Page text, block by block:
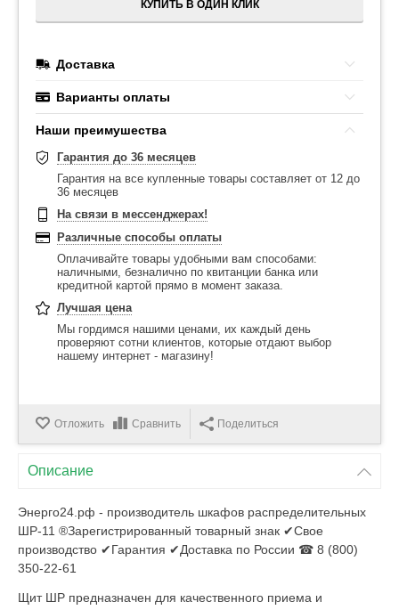
КУПИТЬ В ОДИН КЛИК
Доставка
Варианты оплаты
Наши преимушества
Гарантия до 36 месяцев
Гарантия на все купленные товары составляет от 12 до
36 месяцев
На связи в мессенджерах!
Различные способы оплаты
Оплачивайте товары удобными вам способами:
наличными, безналично по квитанции банка или
кредитной картой прямо в момент заказа.
Лучшая цена
Мы гордимся нашими ценами, их каждый день
проверяют сотни клиентов, которые отдают выбор
нашему интернет - магазину!
Отложить Сравнить Поделиться
Описание
Энерго24.рф - производитель шкафов распределительных
ШР-11 ®Зарегистрированный товарный знак ✔Свое
производство ✔Гарантия ✔Доставка по России ☎ 8 (800)
350-22-61
Щит ШР предназначен для качественного приема и